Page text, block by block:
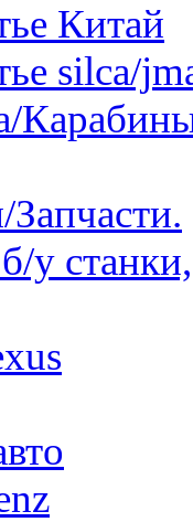
Китай
silca/
у